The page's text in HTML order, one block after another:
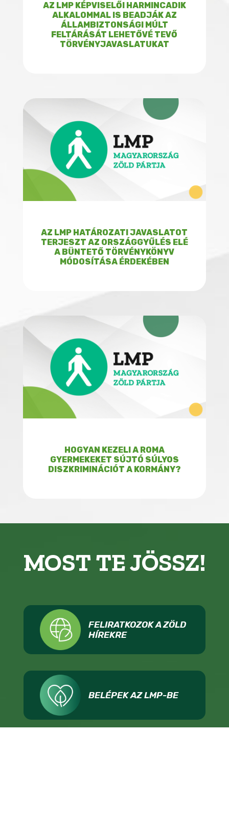
AZ LMP KÉPVISELŐI HARMINCADIK
ALKALOMMAL IS BEADJÁK AZ
ÁLLAMBIZTONSÁGI MÚLT
FELTÁRÁSÁT LEHETŐVÉ TEVŐ
TÖRVÉNYJAVASLATUKAT
AZ LMP HATÁROZATI JAVASLATOT
TERJESZT AZ ORSZÁGGYŰLÉS ELÉ
A BÜNTETŐ TÖRVÉNYKÖNYV
MÓDOSÍTÁSA ÉRDEKÉBEN
HOGYAN KEZELI A ROMA
GYERMEKEKET SÚJTÓ SÚLYOS
DISZKRIMINÁCIÓT A KORMÁNY?
MOST TE JÖSSZ!
FELIRATKOZOK A ZÖLD
HÍREKRE
BELÉPEK AZ LMP-BE